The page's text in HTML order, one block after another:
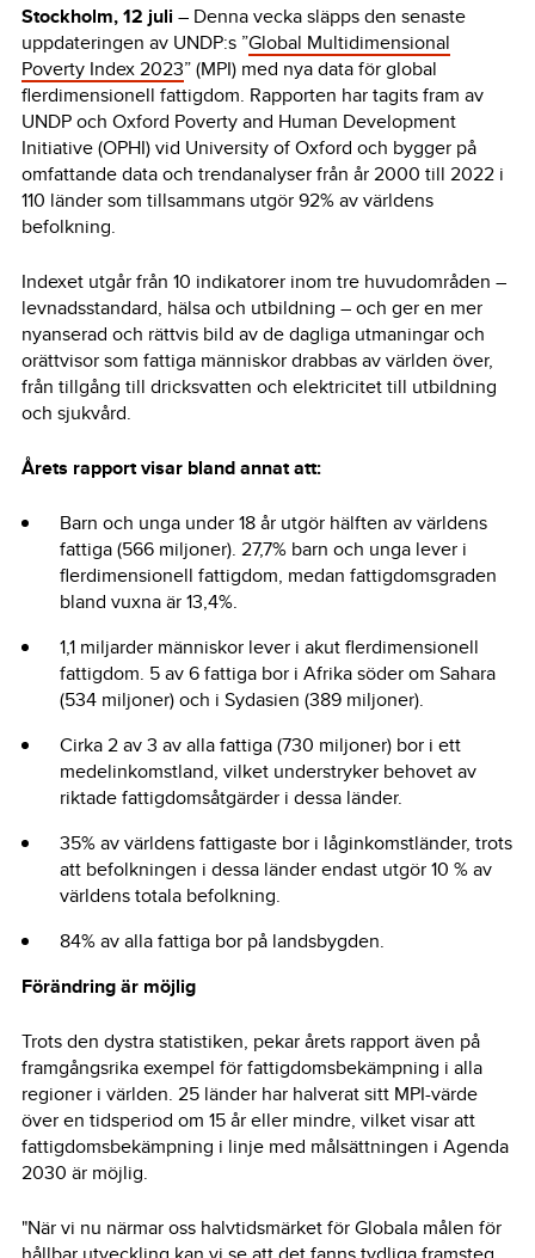
Stockholm, 12 juli – Denna vecka släpps den senaste
uppdateringen av UNDP:s ”Global Multidimensional
Poverty Index 2023” (MPI) med nya data för global
flerdimensionell fattigdom. Rapporten har tagits fram av
UNDP och Oxford Poverty and Human Development
Initiative (OPHI) vid University of Oxford och bygger på
omfattande data och trendanalyser från år 2000 till 2022 i
110 länder som tillsammans utgör 92% av världens
befolkning.
Indexet utgår från 10 indikatorer inom tre huvudområden –
levnadsstandard, hälsa och utbildning – och ger en mer
nyanserad och rättvis bild av de dagliga utmaningar och
orättvisor som fattiga människor drabbas av världen över,
från tillgång till dricksvatten och elektricitet till utbildning
och sjukvård.
Årets rapport visar bland annat att:
Barn och unga under 18 år utgör hälften av världens
fattiga (566 miljoner). 27,7% barn och unga lever i
flerdimensionell fattigdom, medan fattigdomsgraden
bland vuxna är 13,4%.
1,1 miljarder människor lever i akut flerdimensionell
fattigdom. 5 av 6 fattiga bor i Afrika söder om Sahara
(534 miljoner) och i Sydasien (389 miljoner).
Cirka 2 av 3 av alla fattiga (730 miljoner) bor i ett
medelinkomstland, vilket understryker behovet av
riktade fattigdomsåtgärder i dessa länder.
35% av världens fattigaste bor i låginkomstländer, trots
att befolkningen i dessa länder endast utgör 10 % av
världens totala befolkning.
84% av alla fattiga bor på landsbygden.
Förändring är möjlig
Trots den dystra statistiken, pekar årets rapport även på
framgångsrika exempel för fattigdomsbekämpning i alla
regioner i världen. 25 länder har halverat sitt MPI-värde
över en tidsperiod om 15 år eller mindre, vilket visar att
fattigdomsbekämpning i linje med målsättningen i Agenda
2030 är möjlig.
"När vi nu närmar oss halvtidsmärket för Globala målen för